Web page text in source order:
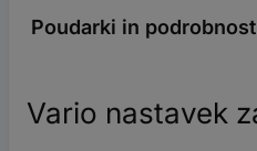
Poudarki in
Vario nastavek